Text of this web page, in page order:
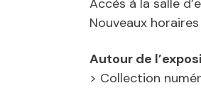
Accès à la salle
Nouveaux
Autour de
> Collection